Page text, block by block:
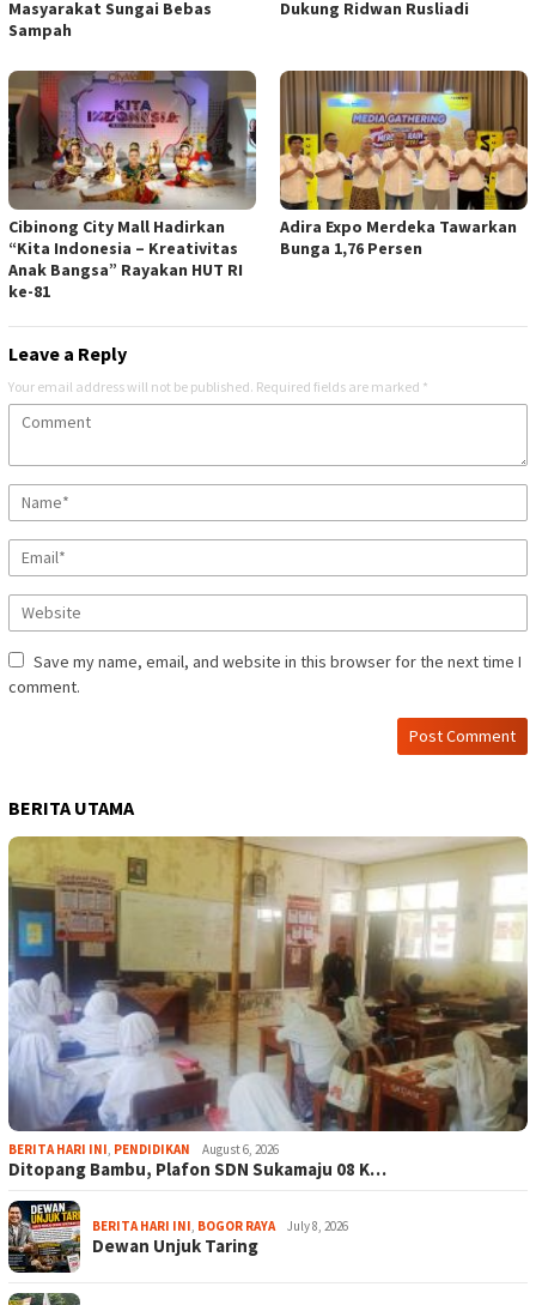
Masyarakat Sungai Bebas
Sampah
Dukung Ridwan Rusliadi
Cibinong City Mall Hadirkan
“Kita Indonesia – Kreativitas
Anak Bangsa” Rayakan HUT RI
ke-81
Adira Expo Merdeka Tawarkan
Bunga 1,76 Persen
Leave a Reply
Your email address will not be published. Required fields are marked *
Save my name, email, and website in this browser for the next time I
comment.
BERITA UTAMA
BERITA HARI INI, PENDIDIKAN August 6, 2026
Ditopang Bambu, Plafon SDN Sukamaju 08 K…
BERITA HARI INI, BOGOR RAYA July 8, 2026
Dewan Unjuk Taring